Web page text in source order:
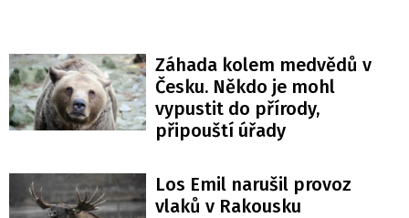
Záhada kolem medvědů v
Česku. Někdo je mohl
vypustit do přírody,
připouští úřady
Los Emil narušil provoz
vlaků v Rakousku